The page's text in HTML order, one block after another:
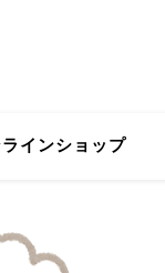
インショップ